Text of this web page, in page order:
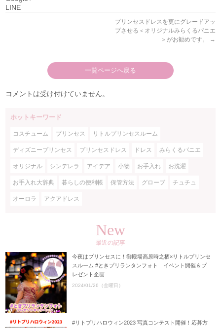
LINE
プリンセスドレスを更にグレードアッ
プさせる＜オリジナルみらくるパニエ
＞がお勧めです。
→
一覧ページへ戻る
コメントは受け付けていません。
ホットキーワード
コスチューム プリンセス リトルプリンセスルーム
ディズニープリンセス プリンセスドレス ドレス みらくるパニエ
オリジナル シンデレラ アイデア 小物 お手入れ お洗濯
お手入れ大辞典 暮らしの便利帳 保管方法 グローブ チュチュ
オーロラ アクアドレス
New
最近の記事
今夜はプリンセスに！御殿場高原時之栖×リトルプリンセ
スルーム #ときプリランタンフォト イベント開催＆プ
レゼント企画
2024/01/26（金曜日）
#リトプリハロウィン2023 写真コンテスト開催！応募方